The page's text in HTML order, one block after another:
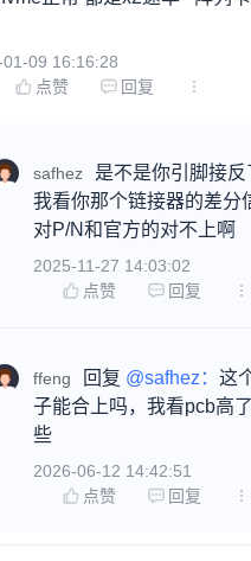
01-09 16:16:28
点赞 回复
safhez
是不是你引脚接反
我看你那个链接器的差分
对P/N和官方的对不上啊
2025-11-27 14:03:02
点赞
回复
ffeng 回复 @safhez： 这
子能合上吗，我看pcb高
些
2026-06-12 14:42:51
点赞
回复